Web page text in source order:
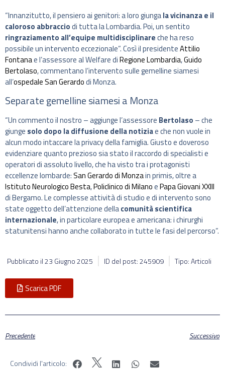
“Innanzitutto, il pensiero ai genitori: a loro giungala vicinanza e il
caloroso abbracciodi tutta la Lombardia. Poi, un sentito
ringraziamento all’equipe multidisciplinareche ha reso
possibile un intervento eccezionale”. Così il presidenteAttilio
Fontanae l’assessore al Welfare diRegione Lombardia,Guido
Bertolaso, commentano l’intervento sulle gemelline siamesi
all’ospedale San Gerardodi Monza.
Separate gemelline siamesi a Monza
“Un commento il nostro – aggiunge l’assessore Bertolaso – che
giunge solo dopo la diffusione della notiziae che non vuole in
alcun modo intaccare la privacy della famiglia. Giusto e doveroso
evidenziare quanto prezioso sia stato il raccordo di specialisti e
operatori di assoluto livello, che ha visto tra i protagonisti
eccellenze lombarde:San Gerardo di Monzain primis, oltre a
Istituto Neurologico Besta,Policlinico di MilanoePapa Giovani XXIII
di Bergamo. Le complesse attività di studio e di intervento sono
state oggetto dell’attenzione dellacomunità scientifica
internazionale, in particolare europea e americana: i chirurghi
statunitensi hanno anche collaborato in tutte le fasi del percorso”.
Pubblicato il23 Giugno 2025 ID del post: 245909 Tipo: Articoli
Scarica PDF
Precedente Successivo
Condividi l'articolo: